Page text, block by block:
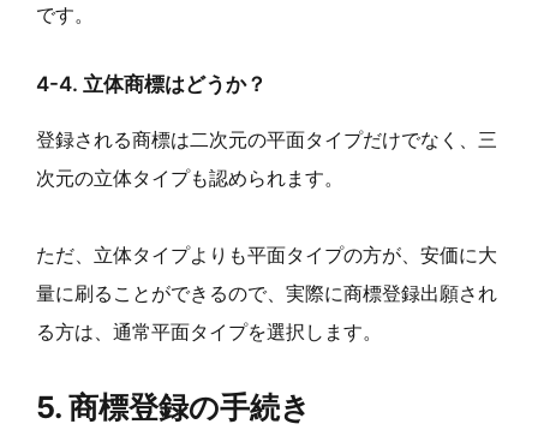
です。
4-4. 立体商標はどうか？
登録される商標は二次元の平面タイプだけでなく、三
次元の立体タイプも認められます。
ただ、立体タイプよりも平面タイプの方が、安価に大
量に刷ることができるので、実際に商標登録出願され
る方は、通常平面タイプを選択します。
5. 商標登録の手続き